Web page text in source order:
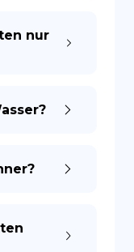
nur